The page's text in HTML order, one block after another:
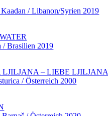
Kaadan / Libanon/Syrien 2019
/ Brasilien 2019
LJILJANA – LIEBE LJILJANA
/ Österreich 2000